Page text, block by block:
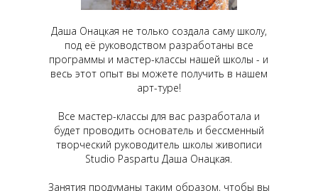
Даша Онацкая не только создала саму школу,
под её руководством разработаны все
программы и мастер-классы нашей школы - и
весь этот опыт вы можете получить в нашем
арт-туре!
Все мастер-классы для вас разработала и
будет проводить основатель и бессменный
творческий руководитель школы живописи
Studio Paspartu Даша Онацкая.
Занятия продуманы таким образом, чтобы вы